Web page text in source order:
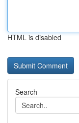
HTML is disabled
Search